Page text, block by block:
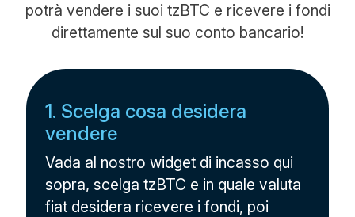
potrà vendere i suoi tzBTC e ricevere i fondi
direttamente sul suo conto bancario!
1. Scelga cosa desidera
vendere
Vada al nostrowidget di incasso qui
sopra, scelga tzBTC e in quale valuta
fiat desidera ricevere i fondi, poi